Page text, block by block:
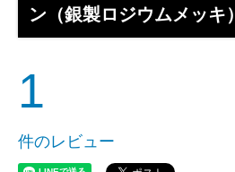
ン（銀製ロジウムメッキ）
1
件のレビュー